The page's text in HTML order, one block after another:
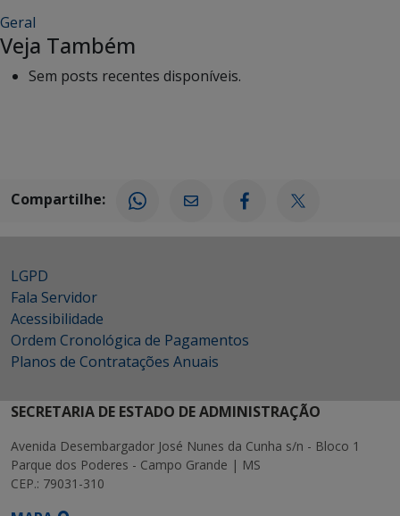
Geral
Veja Também
Sem posts recentes disponíveis.
Compartilhe:
LGPD
Fala Servidor
Acessibilidade
Ordem Cronológica de Pagamentos
Planos de Contratações Anuais
SECRETARIA DE ESTADO DE ADMINISTRAÇÃO
Avenida Desembargador José Nunes da Cunha s/n - Bloco 1
Parque dos Poderes - Campo Grande | MS
CEP.: 79031-310